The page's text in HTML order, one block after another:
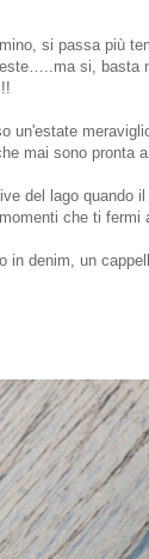
si passa più
si, basta
mai sono pronta
del lago
che ti fermi
denim, un